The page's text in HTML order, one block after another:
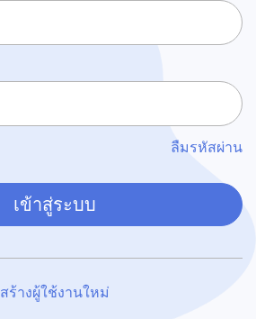
ลืมรหัสผ่าน
เข้าสู่ระบบ
สร้างผู้ใช้งานใหม่